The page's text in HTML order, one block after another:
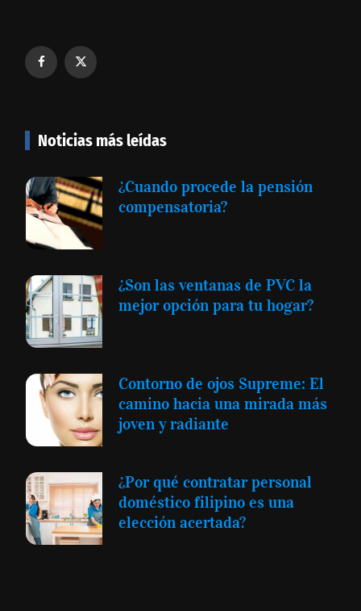
Noticias más leídas
¿Cuando procede la pensión
compensatoria?
¿Son las ventanas de PVC la
mejor opción para tu hogar?
Contorno de ojos Supreme: El
camino hacia una mirada más
joven y radiante
¿Por qué contratar personal
doméstico filipino es una
elección acertada?